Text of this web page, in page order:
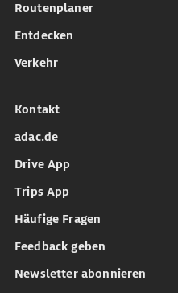
Routenplaner
Entdecken
Verkehr
Kontakt
adac.de
Drive App
Trips App
Häufige Fragen
Feedback geben
Newsletter abonnieren